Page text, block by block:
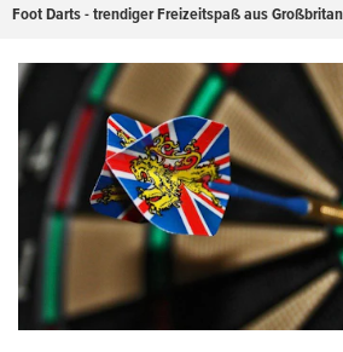
Foot Darts - trendiger Freizeitspaß aus